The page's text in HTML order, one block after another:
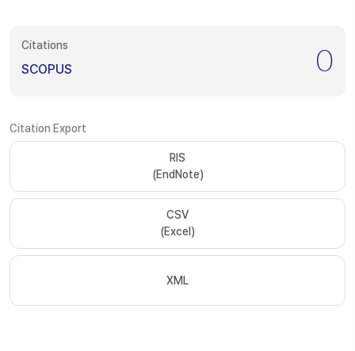
Citations
SCOPUS 0
Citation Export
RIS
(EndNote)
CSV
(Excel)
XML